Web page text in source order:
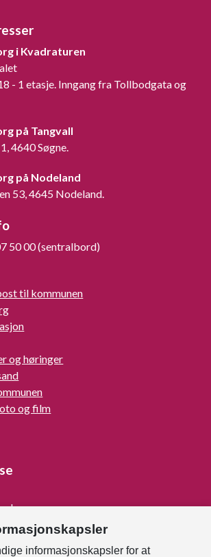
i Kvadraturen
- 1 etasje. Inngang fra Tollbodgata og
på Tangvall
4640 Søgne.
på Nodeland
53, 4645 Nodeland.
50 00 (sentralbord)
til kommunen
og høringer
og film
982
informasjonskapsler for at